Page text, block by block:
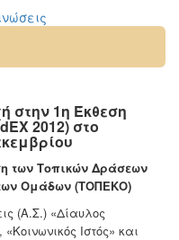
στην 1η Έκθεση
2012) στο
των Τοπικών Δράσεων
Ομάδων (ΤΟΠΕΚΟ)
(Α.Σ.) «Δίαυλος
Ιστός» και